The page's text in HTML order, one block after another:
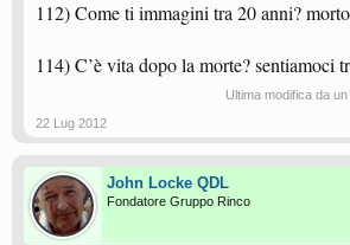
112) Come ti immagini tra 20 anni? morto
114) C’è vita dopo la morte? sentiamoci
Ultima modifica da
22 Lug 2012
John Locke QDL
Fondatore Gruppo Rinco